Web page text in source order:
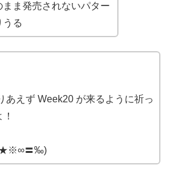
まま発売されないパター
うる
あえず Week20 が来るように祈っ
〓‰)